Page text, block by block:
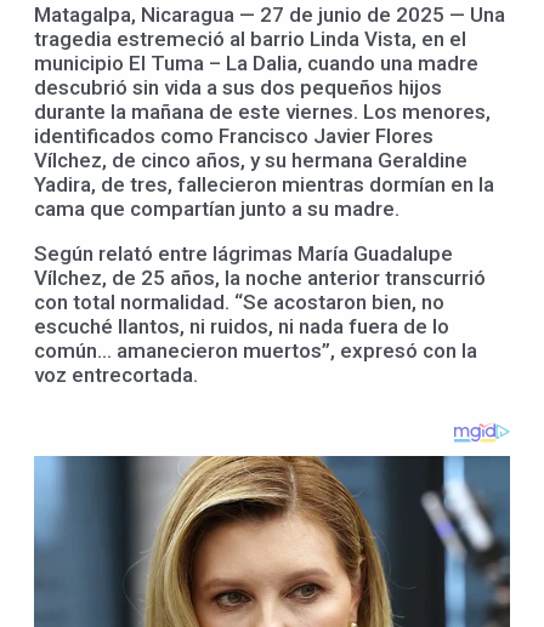
Matagalpa, Nicaragua — 27 de junio de 2025 — Una
tragedia estremeció al barrio Linda Vista, en el
municipio El Tuma – La Dalia, cuando una madre
descubrió sin vida a sus dos pequeños hijos
durante la mañana de este viernes. Los menores,
identificados como Francisco Javier Flores
Vílchez, de cinco años, y su hermana Geraldine
Yadira, de tres, fallecieron mientras dormían en la
cama que compartían junto a su madre.
Según relató entre lágrimas María Guadalupe
Vílchez, de 25 años, la noche anterior transcurrió
con total normalidad. “Se acostaron bien, no
escuché llantos, ni ruidos, ni nada fuera de lo
común… amanecieron muertos”, expresó con la
voz entrecortada.